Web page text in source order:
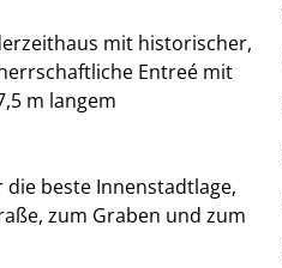
mit historischer,
Entreé mit
m langem
beste Innenstadtlage,
zum Graben und zum